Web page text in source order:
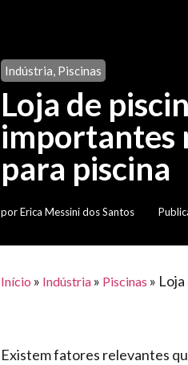
Indústria, Piscinas
Loja de
importantes
para piscina
porErica Messini dos Santos
Início » Indústria » Piscinas »
Existem fatores relevantes